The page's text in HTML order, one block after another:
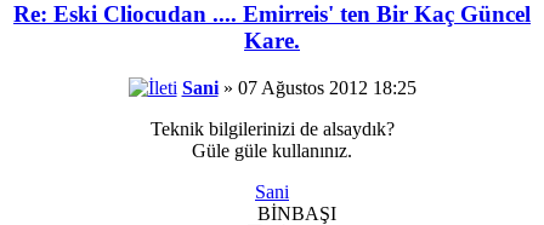
Re: Eski Cliocudan .... Emirreis' ten Bir Kaç Güncel
Kare.
Sani» 07 Ağustos 2012 18:25
Teknik bilgilerinizi de alsaydık?
Güle güle kullanınız.
Sani
BİNBAŞI